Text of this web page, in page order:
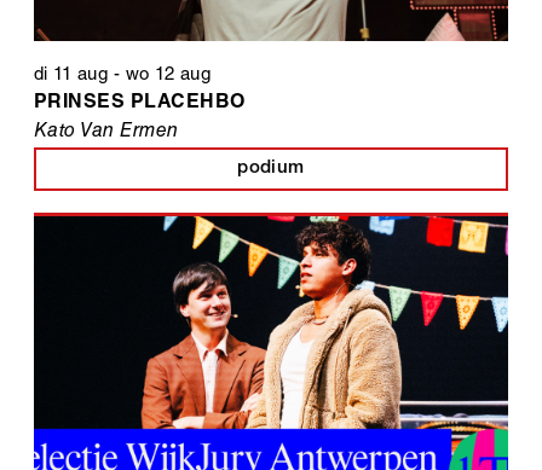
di 11 aug - wo 12 aug
PRINSES PLACEHBO
Kato Van Ermen
podium